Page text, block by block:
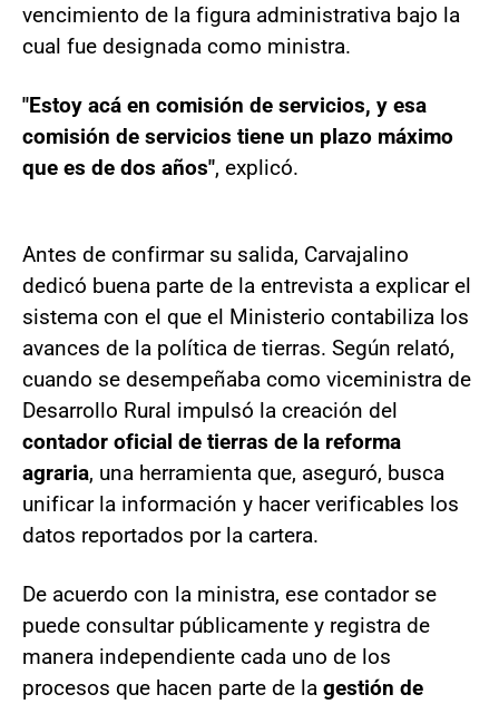
vencimiento de la figura administrativa bajo la
cual fue designada como ministra.
"Estoy acá en comisión de servicios, y esa
comisión de servicios tiene un plazo máximo
que es de dos años", explicó.
Antes de confirmar su salida, Carvajalino
dedicó buena parte de la entrevista a explicar el
sistema con el que el Ministerio contabiliza los
avances de la política de tierras. Según relató,
cuando se desempeñaba como viceministra de
Desarrollo Rural impulsó la creación del
contador oficial de tierras de la reforma
agraria, una herramienta que, aseguró, busca
unificar la información y hacer verificables los
datos reportados por la cartera.
De acuerdo con la ministra, ese contador se
puede consultar públicamente y registra de
manera independiente cada uno de los
procesos que hacen parte de la gestión de